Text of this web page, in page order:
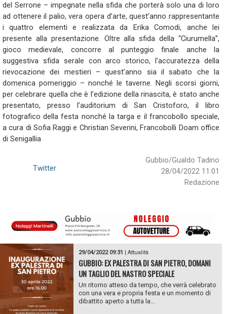
del Serrone – impegnate nella sfida che porterà solo una di loro
ad ottenere il palio, vera opera d’arte, quest’anno rappresentante
i quattro elementi e realizzata da Erika Comodi, anche lei
presente alla presentazione. Oltre alla sfida della “Ciurumella”,
gioco medievale, concorre al punteggio finale anche la
suggestiva sfida serale con arco storico, l’accuratezza della
rievocazione dei mestieri – quest’anno sia il sabato che la
domenica pomeriggio – nonché le taverne. Negli scorsi giorni,
per celebrare quella che è l’edizione della rinascita, è stato anche
presentato, presso l’auditorium di San Cristoforo, il libro
fotografico della festa nonché la targa e il francobollo speciale,
a cura di Sofia Raggi e Christian Severini, Francobolli Doam office
di Senigallia
Gubbio/Gualdo Tadino
28/04/2022 11:01
Redazione
Twitter
29/04/2022 09:31 Attualità
GUBBIO: EX PALESTRA DI SAN PIETRO, DOMANI
UN TAGLIO DEL NASTRO SPECIALE
Un ritorno atteso da tempo, che verrà celebrato
con una vera e propria festa e un momento di
dibattito aperto a tutta la...